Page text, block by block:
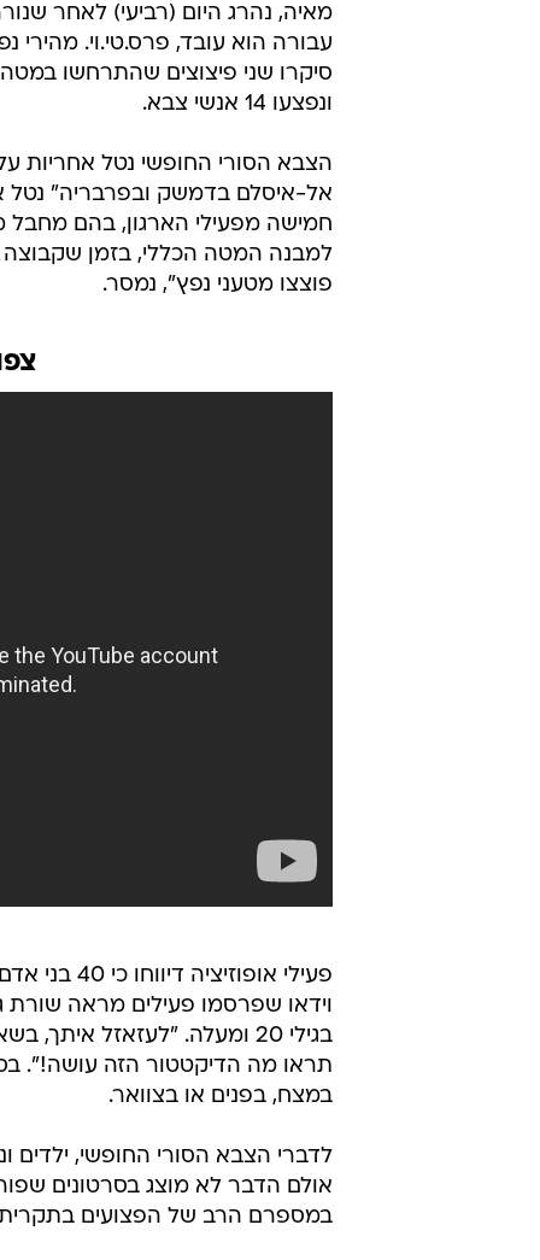
מאיה, נהרג היום (רביעי) לאחר
עבורה הוא עובד, פרס.טי.וי.
ונפצעו 14 אנשי צבא.
הצבא הסורי החופשי נטל אחריות
אל-איסלם בדמשק ובפרבריה" נטל
חמישה מפעילי הארגון, בהם מחבל
למבנה המטה הכללי, בזמן
פוצצו מטעני נפץ", נמסר.
פעילי
וידאו שפרסמו פעילים מראה
בגילי 20 ומעלה. "לעזאזל
תראו מה הדיקטטור הזה עושה!".
במצח, בפנים או בצוואר.
לדברי הצבא הסורי החופשי, ילדים
במספרם הרב של הפצועים